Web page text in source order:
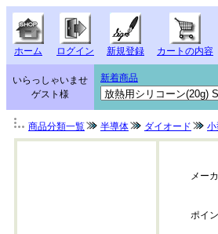
ホーム ログイン 新規登録 カートの内容
いらっしゃいませ
ゲスト様
新着商品
商品分類一覧 半導体 ダイオード
メー
ポイ